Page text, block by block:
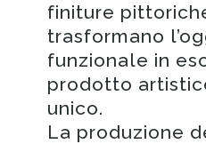
finiture
trasformano
funzionale in
prodotto
unico.
La produzione